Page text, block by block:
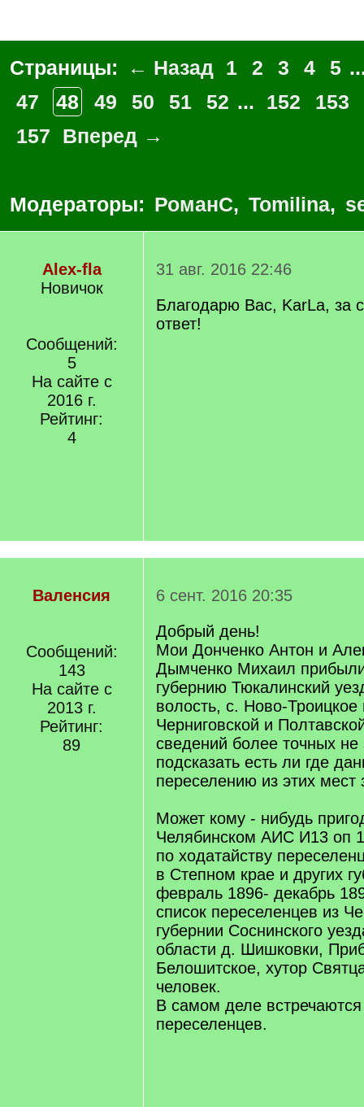
Страницы: ← Назад 1 2 3 4 5
47
48 49 50 51 52 ... 152
153
157
Вперед →
Модераторы: РоманС, Tomilina,
Alex-fla
Новичок
Сообщений:
5
На сайте с
2016 г.
Рейтинг:
4
31 авг. 2016 22:46
Благодарю Вас, KarLa, за
ответ!
Валенсия
Сообщений:
143
На сайте с
2013 г.
Рейтинг:
89
6 сент. 2016 20:35
Добрый день!
Мои Донченко Антон и
Дымченко Михаил
губернию Тюкалинский
волость, с. Ново-Троицкое
Черниговской и
сведений более точных
подсказать есть ли где
переселению из этих мест
Может кому - нибудь
Челябинском АИС И13 оп
по ходатайству
в Степном крае и других
февраль 1896- декабрь
список переселенцев из
губернии Соснинского
области д. Шишковки,
Белошитское, хутор
человек.
В самом деле
переселенцев.